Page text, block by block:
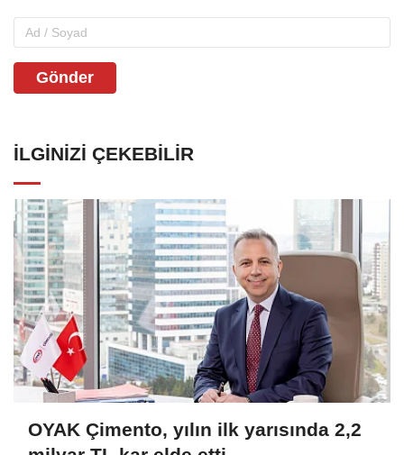
Gönder
İLGINIZI ÇEKEBILIR
OYAK Çimento, yılın ilk yarısında 2,2